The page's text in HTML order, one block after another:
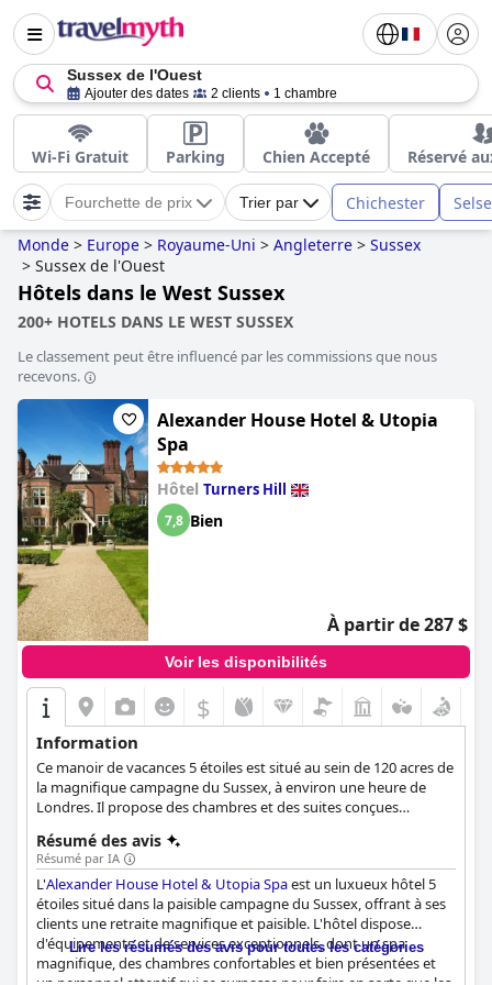
Sussex de l'Ouest
Ajouter des dates 2 clients 1 chambre
Wi-Fi Gratuit Parking Chien Accepté Réservé
Fourchette de prix Trier par Chichester
Monde > Europe > Royaume-Uni > Angleterre > Sussex
> Sussex de l'Ouest
Hôtels dans le West Sussex
200+ HOTELS DANS LE WEST SUSSEX
Le classement peut être influencé par les commissions que nous
recevons.
Alexander House Hotel & Utopia
Spa
Hôtel Turners Hill
7,8 Bien
À partir de 287 $
Voir les disponibilités
$
Information
Ce manoir de vacances 5 étoiles est situé au sein de 120 acres de
la magnifique campagne du Sussex, à environ une heure de
Londres. Il propose des chambres et des suites conçues
et une sélection de restaurants extraordinaires.
Résumé des avis
Résumé par IA
L'Alexander House Hotel & Utopia Spaest un luxueux hôtel 5
étoiles situé dans la paisible campagne du Sussex, offrant à ses
clients une retraite magnifique et paisible. L'hôtel dispose
d'équipements et de services exceptionnels, dont un spa
magnifique, des chambres confortables et bien présentées et
Lire les résumés des avis pour toutes les catégories